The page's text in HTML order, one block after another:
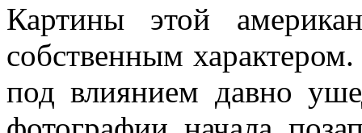
Картины этой
собственным
под влиянием давно